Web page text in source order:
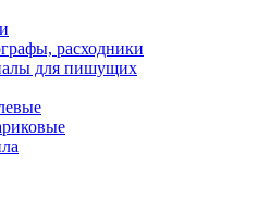
расходники
для пишущих